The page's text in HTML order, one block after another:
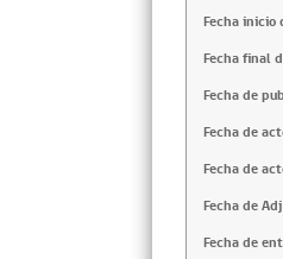
Fecha inicio
Fecha final
Fecha de
Fecha de
Fecha de
Fecha de
Fecha de